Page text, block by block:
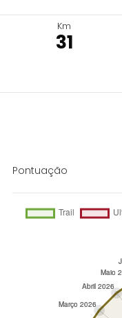
Km
31
Pontuação